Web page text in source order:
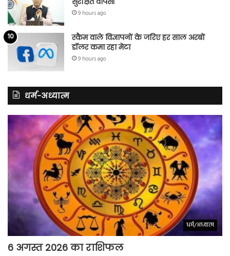
9 hours ago
स्कैम वाले विज्ञापनों के जरिए हर साल अरबों
डॉलर कमा रहा मेटा
9 hours ago
धर्म-अध्यात्म
धर्म/अध्यात्म
6 अगस्त 2026 का राशिफल